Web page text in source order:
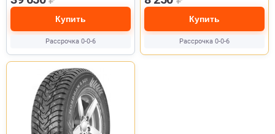
Купить
Рассрочка 0-0-6
Купить
Рассрочка 0-0-6